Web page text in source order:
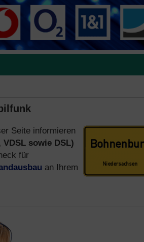
Seite informieren
sowie DSL)
für
an Ihrem